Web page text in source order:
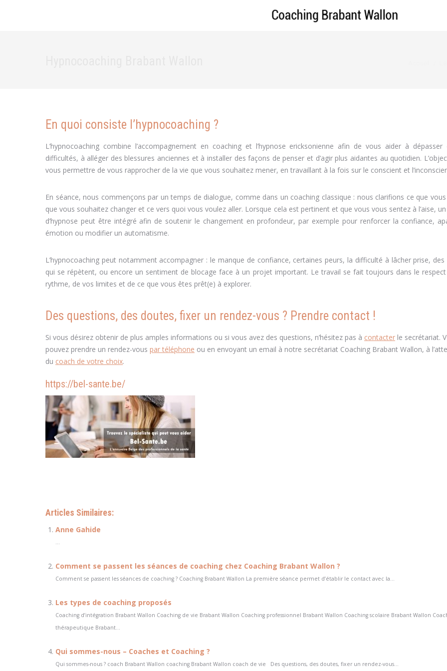
En quoi consiste l’hypnocoaching ?
L’hypnocoaching combine l’accompagnement en coaching et l’hypnose ericksonienne afin de vous aider à dépasser
difficultés, à alléger des blessures anciennes et à installer des façons de penser et d’agir plus aidantes au quotidien.
vous permettre de vous rapprocher de la vie que vous souhaitez mener, en travaillant à la fois sur le conscient et
En séance, nous commençons par un temps de dialogue, comme dans un coaching classique : nous clarifions ce que
que vous souhaitez changer et ce vers quoi vous voulez aller. Lorsque cela est pertinent et que vous vous sentez à l’aise,
d’hypnose peut être intégré afin de soutenir le changement en profondeur, par exemple pour renforcer la confiance,
émotion ou modifier un automatisme.
L’hypnocoaching peut notamment accompagner : le manque de confiance, certaines peurs, la difficulté à lâcher prise, des
qui se répètent, ou encore un sentiment de blocage face à un projet important. Le travail se fait toujours dans le
rythme, de vos limites et de ce que vous êtes prêt(e) à explorer.
Des questions, des doutes, fixer un rendez-vous ? Prendre contact !
Si vous désirez obtenir de plus amples informations ou si vous avez des questions, n’hésitez pas à contacter le secrétariat.
pouvez prendre un rendez-vous par téléphone ou en envoyant un email à notre secrétariat Coaching Brabant Wallon, à
du coach de votre choix.
https://bel-sante.be/
Articles Similaires:
Anne Gahide
...
Comment se passent les séances de coaching chez Coaching Brabant Wallon ?
Comment se passent les séances de coaching ? Coaching Brabant Wallon La première séance permet d’établir le contact avec la...
Les types de coaching proposés
Coaching d’intégration Brabant Wallon Coaching de vie Brabant Wallon Coaching professionnel Brabant Wallon Coaching scolaire Brabant Wallon
thérapeutique Brabant...
Qui sommes-nous – Coaches et Coaching ?
Qui sommes-nous ? coach Brabant Wallon coaching Brabant Wallon coach de vie Des questions, des doutes, fixer un rendez-vous...